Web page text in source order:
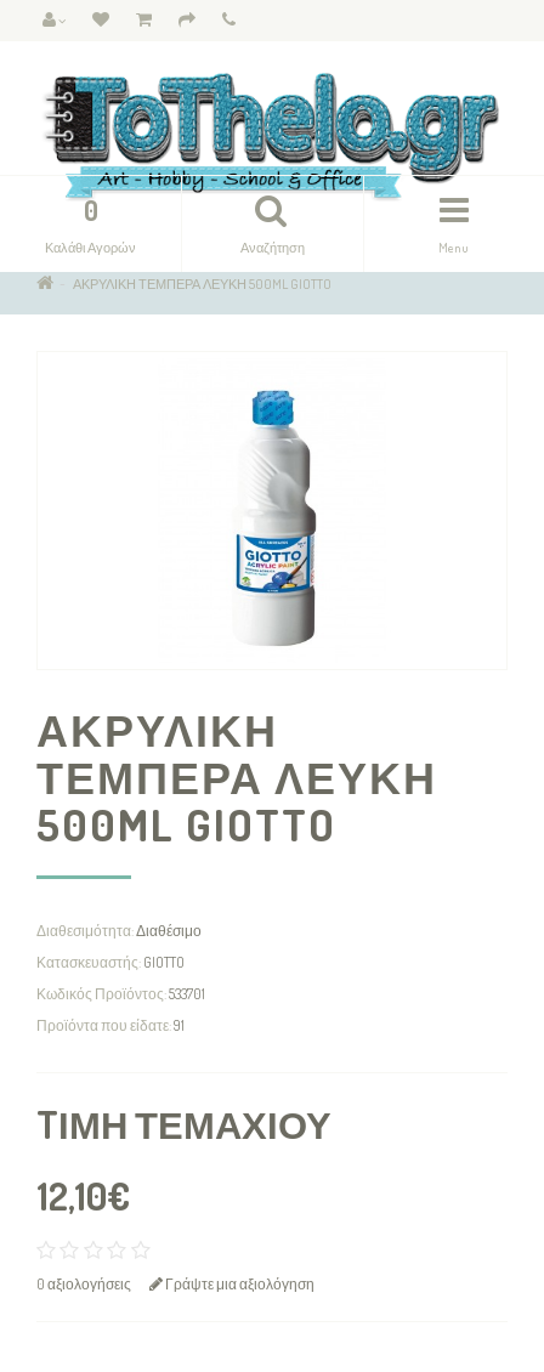
Menu
Αναζήτηση
0
Καλάθι Αγορών
ΑΚΡΥΛΙΚΗ ΤΕΜΠΕΡΑ ΛΕΥΚΗ 500ML GIOTTO
ΑΚΡΥΛΙΚΗ
ΤΕΜΠΕΡΑ ΛΕΥΚΗ
500ML GIOTTO
Διαθεσιμότητα:Διαθέσιμο
Κατασκευαστής: GIOTTO
Κωδικός Προϊόντος:533701
Προϊόντα που είδατε:91
TΙΜΉ ΤΕΜΑΧΊΟΥ
12,10€
0 αξιολογήσεις Γράψτε μια αξιολόγηση